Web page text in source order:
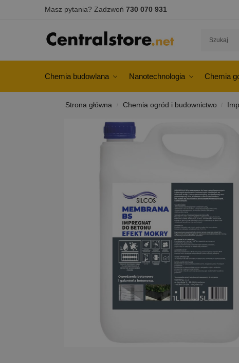
Masz pytania? Zadzwoń 730 070 931
Chemia budowlana Nanotechnologia Chemia
Strona główna / Chemia ogród i budownictwo /